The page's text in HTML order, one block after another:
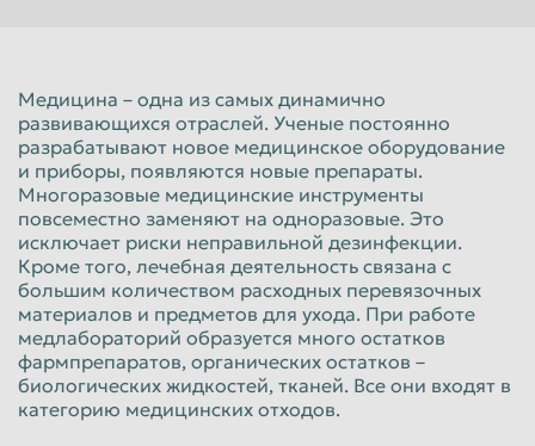
Люберцы Магнитогорск
Махачкала Миасс
Москва Мурманск
Мытищи Набережные Челны
Нальчик Нижневартовск
Нижнекамск Нижний Новгород
Нижний Тагил Новокузнецк
Новороссийск Новосибирск
Медицина – одна из самых динамично
развивающихся отраслей. Ученые постоянно
разрабатывают новое медицинское оборудование
и приборы, появляются новые препараты.
Многоразовые медицинские инструменты
повсеместно заменяют на одноразовые. Это
исключает риски неправильной дезинфекции.
Кроме того, лечебная деятельность связана с
большим количеством расходных перевязочных
материалов и предметов для ухода. При работе
медлабораторий образуется много остатков
фармпрепаратов, органических остатков –
биологических жидкостей, тканей. Все они входят в
категорию медицинских отходов.